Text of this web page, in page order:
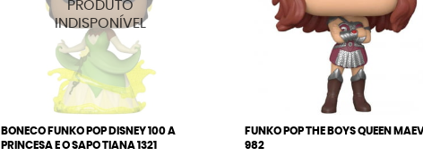
BONECO FUNKO POP DISNEY 100 A
PRINCESA E O SAPO TIANA 1321
FUNKO POP THE BOYS QUEEN
982